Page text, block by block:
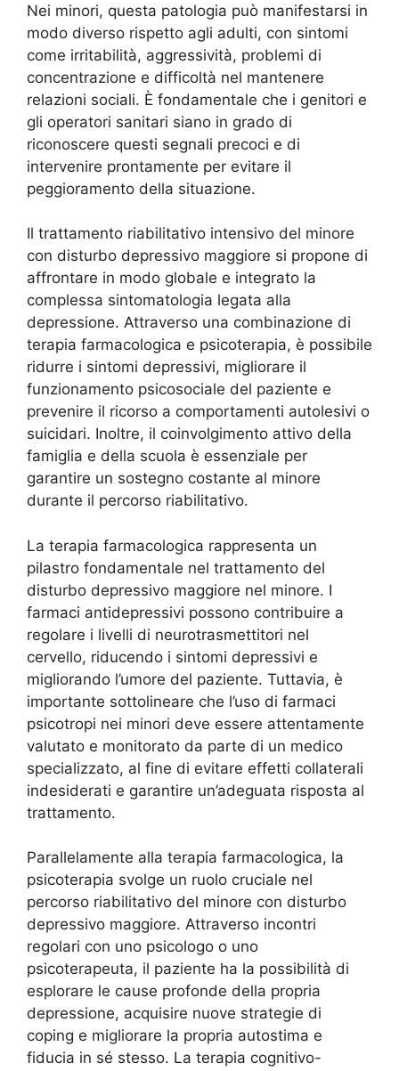
Nei minori, questa patologia può manifestarsi in
modo diverso rispetto agli adulti, con sintomi
come irritabilità, aggressività, problemi di
concentrazione e difficoltà nel mantenere
relazioni sociali. È fondamentale che i genitori e
gli operatori sanitari siano in grado di
riconoscere questi segnali precoci e di
intervenire prontamente per evitare il
peggioramento della situazione.
Il trattamento riabilitativo intensivo del minore
con disturbo depressivo maggiore si propone di
affrontare in modo globale e integrato la
complessa sintomatologia legata alla
depressione. Attraverso una combinazione di
terapia farmacologica e psicoterapia, è possibile
ridurre i sintomi depressivi, migliorare il
funzionamento psicosociale del paziente e
prevenire il ricorso a comportamenti autolesivi o
suicidari. Inoltre, il coinvolgimento attivo della
famiglia e della scuola è essenziale per
garantire un sostegno costante al minore
durante il percorso riabilitativo.
La terapia farmacologica rappresenta un
pilastro fondamentale nel trattamento del
disturbo depressivo maggiore nel minore. I
farmaci antidepressivi possono contribuire a
regolare i livelli di neurotrasmettitori nel
cervello, riducendo i sintomi depressivi e
migliorando l’umore del paziente. Tuttavia, è
importante sottolineare che l’uso di farmaci
psicotropi nei minori deve essere attentamente
valutato e monitorato da parte di un medico
specializzato, al fine di evitare effetti collaterali
indesiderati e garantire un’adeguata risposta al
trattamento.
Parallelamente alla terapia farmacologica, la
psicoterapia svolge un ruolo cruciale nel
percorso riabilitativo del minore con disturbo
depressivo maggiore. Attraverso incontri
regolari con uno psicologo o uno
psicoterapeuta, il paziente ha la possibilità di
esplorare le cause profonde della propria
depressione, acquisire nuove strategie di
coping e migliorare la propria autostima e
fiducia in sé stesso. La terapia cognitivo-